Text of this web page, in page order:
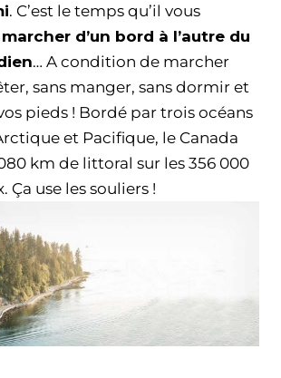
. C’est le temps qu’il vous
marcher d’un bord à l’autre du
… A condition de marcher
sans manger, sans dormir et
pieds ! Bordé par trois océans
et Pacifique, le Canada
km de littoral sur les 356 000
Ça use les souliers !